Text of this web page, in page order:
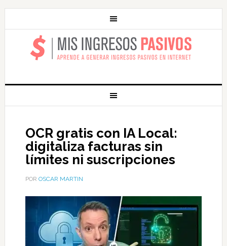
MIS INGRESOS
PASIVOS
OCR gratis con IA Local:
digitaliza facturas sin
límites ni suscripciones
POR OSCAR MARTIN